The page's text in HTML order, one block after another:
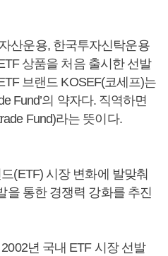
산운용, 한국투자신탁운용
상품을 처음 출시한 선발
브랜드 KOSEF(코세프)는
Fund’의 약자다. 직역하면
Fund)라는 뜻이다.
(ETF) 시장 변화에 발맞춰
을 통한 경쟁력 강화를 추진
년 국내 ETF 시장 선발